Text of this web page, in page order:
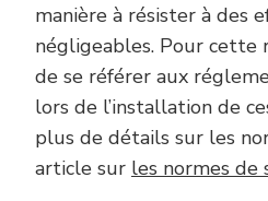
manière à résister à des
négligeables. Pour cette
de se référer aux
lors de l’installation de
plus de détails sur les
article sur les normes de